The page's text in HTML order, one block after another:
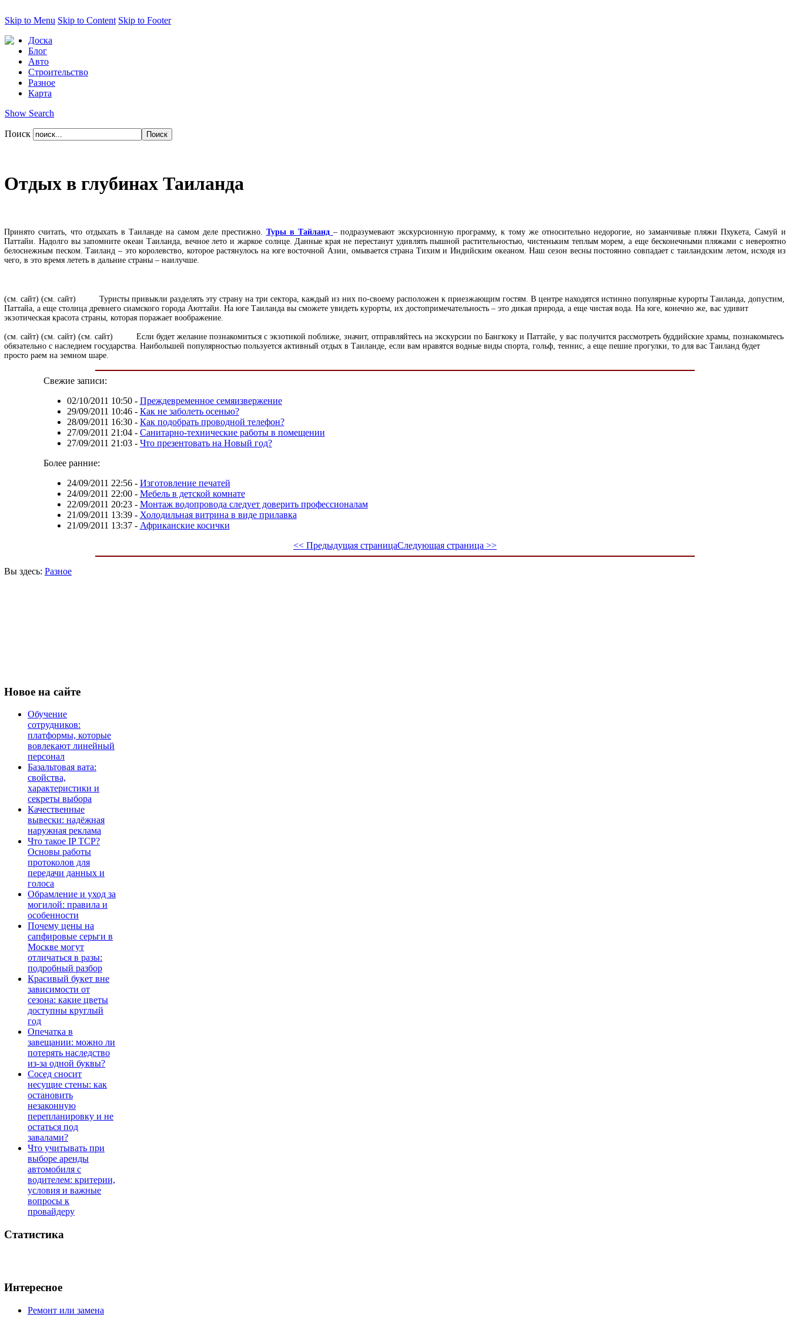
Skip to Menu Skip to Content Skip to Footer
Доска
Блог
Авто
Строительство
Разное
Карта
Show Search
Поиск
Отдых в глубинах Таиланда
Принято считать, что отдыхать в Таиланде на самом деле престижно. Туры в Тайланд – подразумевают экскурсионную программу, к тому же относительно недорогие, но заманчивые пляжи Пхукета, Самуй и
Паттайи. Надолго вы запомните океан Таиланда, вечное лето и жаркое солнце. Данные края не перестанут удивлять пышной растительностью, чистеньким теплым морем, а еще бесконечными пляжами с невероятно
белоснежным песком. Таиланд – это королевство, которое растянулось на юге восточной Азии, омывается страна Тихим и Индийским океаном. Наш сезон весны постоянно совпадает с таиландским летом, исходя из
чего, в это время лететь в дальние страны – наилучше.
(см. сайт) (см. сайт) Туристы привыкли разделять эту страну на три сектора, каждый из них по-своему расположен к приезжающим гостям. В центре находятся истинно популярные курорты Таиланда, допустим,
Паттайа, а еще столица древнего сиамского города Аюттайи. На юге Таиланда вы сможете увидеть курорты, их достопримечательность – это дикая природа, а еще чистая вода. На юге, конечно же, вас удивит
экзотическая красота страны, которая поражает воображение.
(см. сайт) (см. сайт) (см. сайт) Если будет желание познакомиться с экзотикой поближе, значит, отправляйтесь на экскурсии по Бангкоку и Паттайе, у вас получится рассмотреть буддийские храмы, познакомьтесь
обязательно с наследием государства. Наибольшей популярностью пользуется активный отдых в Таиланде, если вам нравятся водные виды спорта, гольф, теннис, а еще пешие прогулки, то для вас Таиланд будет
просто раем на земном шаре.
Свежие записи:
02/10/2011 10:50- Преждевременное семяизвержение
29/09/2011 10:46- Как не заболеть осенью?
28/09/2011 16:30- Как подобрать проводной телефон?
27/09/2011 21:04- Санитарно-технические работы в помещении
27/09/2011 21:03- Что презентовать на Новый год?
Более ранние:
24/09/2011 22:56- Изготовление печатей
24/09/2011 22:00- Мебель в детской комнате
22/09/2011 20:23- Монтаж водопровода следует доверить профессионалам
21/09/2011 13:39- Холодильная витрина в виде прилавка
21/09/2011 13:37- Африканские косички
<< Предыдущая страницаСледующая страница >>
Вы здесь: Разное
Новое на сайте
Обучение
сотрудников:
платформы, которые
вовлекают линейный
персонал
Базальтовая вата:
свойства,
характеристики и
секреты выбора
Качественные
вывески: надёжная
наружная реклама
Что такое IP TCP?
Основы работы
протоколов для
передачи данных и
голоса
Обрамление и уход за
могилой: правила и
особенности
Почему цены на
сапфировые серьги в
Москве могут
отличаться в разы:
подробный разбор
Красивый букет вне
зависимости от
сезона: какие цветы
доступны круглый
год
Опечатка в
завещании: можно ли
потерять наследство
из-за одной буквы?
Сосед сносит
несущие стены: как
остановить
незаконную
перепланировку и не
остаться под
завалами?
Что учитывать при
выборе аренды
автомобиля с
водителем: критерии,
условия и важные
вопросы к
провайдеру
Статистика
Интересное
Ремонт или замена